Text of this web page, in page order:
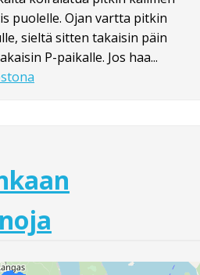
puolelle. Ojan vartta pitkin
sieltä sitten takaisin päin
P-paikalle. Jos haa...